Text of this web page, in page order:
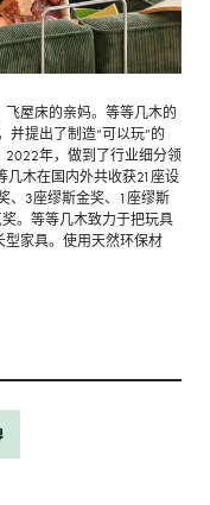
屋床的亲妈。等等几木的
并提出了制造“可以玩”的
2022年，做到了行业细分领
几木在国内外共收获21座设
、3座缪斯金奖、1座缪斯
。等等几木致力于把玩具
家具。使用天然环保材